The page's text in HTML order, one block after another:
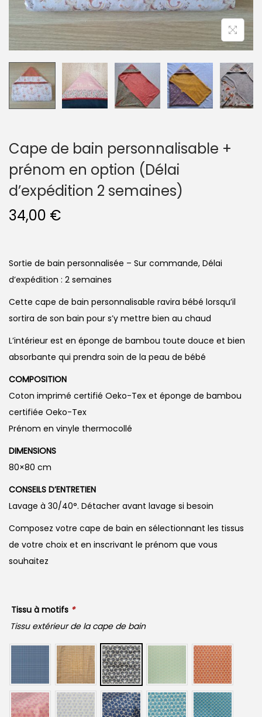
n
Cape de bain personnalisable +
prénom en option (Délai
d’expédition 2 semaines)
34,00 €
Sortie de bain personnalisée – Sur commande, Délai
d’expédition : 2 semaines
Cette cape de bain personnalisable ravira bébé lorsqu’il
sortira de son bain pour s’y mettre bien au chaud
L’intérieur est en éponge de bambou toute douce et bien
absorbante qui prendra soin de la peau de bébé
COMPOSITION
Coton imprimé certifié Oeko-Tex et éponge de bambou
certifiée Oeko-Tex
Prénom en vinyle thermocollé
DIMENSIONS
80×80 cm
CONSEILS D’ENTRETIEN
Lavage à 30/40°. Détacher avant lavage si besoin
Composez votre cape de bain en sélectionnant les tissus
de votre choix et en inscrivant le prénom que vous
souhaitez
Tissu à motifs *
Tissu extérieur de la cape de bain